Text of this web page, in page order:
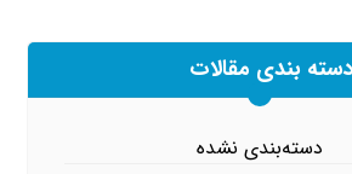
دسته بندی مقالات
دسته‌بندی نشده